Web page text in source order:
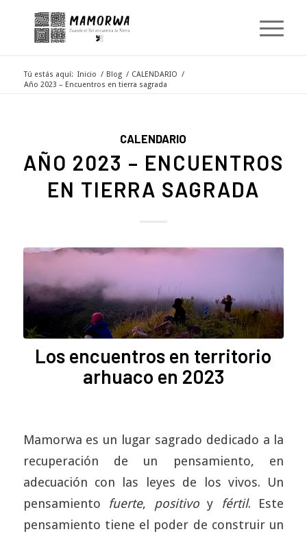
Tú estás aquí: Inicio / Blog / CALENDARIO /
Año 2023 – Encuentros en tierra sagrada
CALENDARIO
AÑO 2023 – ENCUENTROS
EN TIERRA SAGRADA
Los encuentros en territorio
arhuaco en 2023
Mamorwa es un lugar sagrado dedicado a la
recuperación de un pensamiento, en
adecuación con las leyes de los vivos. Un
pensamiento fuerte, positivoy fértil. Este
pensamiento tiene el poder de construir un